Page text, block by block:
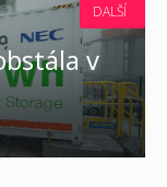
v
DALŠÍ